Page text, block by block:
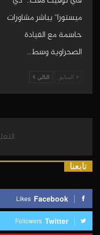
ميستورا” يباشر مشاورات
حاسمة مع القيادة
الصحراوية وسط…
السابق التالي
تابعنا
Facebook
Likes
Twitter
Followers